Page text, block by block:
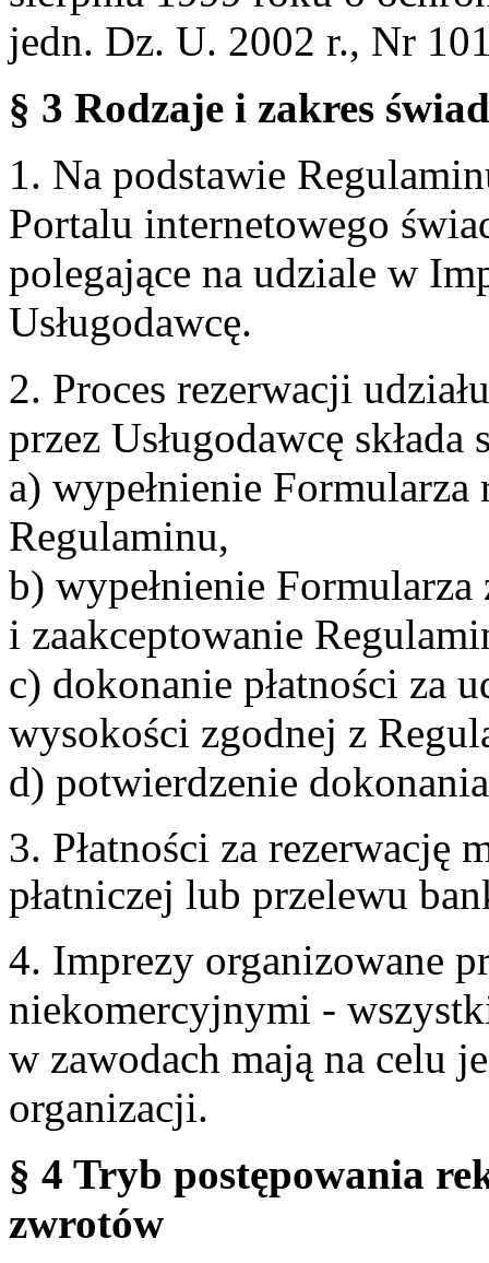
jedn. Dz. U. 2002 r., Nr
§ 3 Rodzaje i zakres
1. Na podstawie
Portalu internetowego
polegające na udziale w
Usługodawcę.
2. Proces rezerwacji
przez Usługodawcę
a) wypełnienie
Regulaminu,
b) wypełnienie Formularza
i zaakceptowanie
c) dokonanie płatności za
wysokości zgodnej z
d) potwierdzenie
3. Płatności za rezerwację
płatniczej lub przelewu
4. Imprezy organizowane
niekomercyjnymi -
w zawodach mają na celu
organizacji.
§ 4 Tryb postępowania
zwrotów